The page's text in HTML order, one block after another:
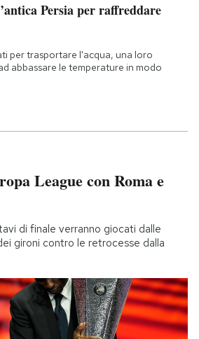
Persia per raffreddare
per trasportare l'acqua, una loro
abbassare le temperature in modo
League con Roma e
di finale verranno giocati dalle
gironi contro le retrocesse dalla